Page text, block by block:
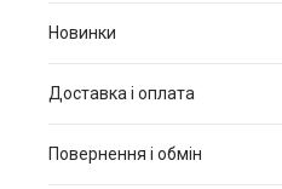
Новинки
Доставка і оплата
Повернення і обмін